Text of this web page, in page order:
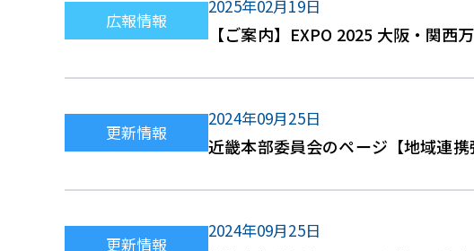
広報情報
2025年02月19日
【ご案内】EXPO 2025 大阪・関
更新情報
2024年09月25日
近畿本部委員会のページ【地域連
更新情報
2024年09月25日